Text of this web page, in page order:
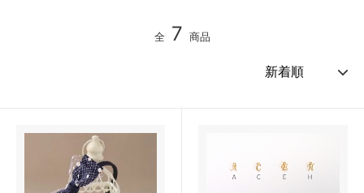
全 7 商品